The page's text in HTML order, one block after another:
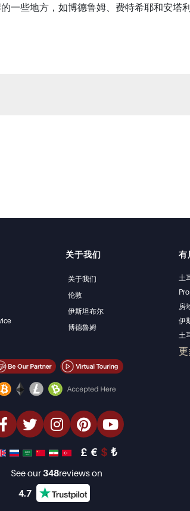
一些地方，如博德鲁姆、费特希耶和安塔
关于我们
关于我们
伦敦
伊斯坦布尔
博德魯姆
有
土
房
伊
土
伊
更
£ € $ ₺
See our348reviews on
4.7